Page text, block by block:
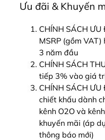
Ưu đãi & Khuyến
CHÍNH SÁCH
MSRP (gồm
3 năm đầu
CHÍNH SÁCH
tiếp 3% vào giá
CHÍNH SÁCH ƯU
chiết khấu dành
kênh O2O và
khuyến mãi (áp
thông báo mới)